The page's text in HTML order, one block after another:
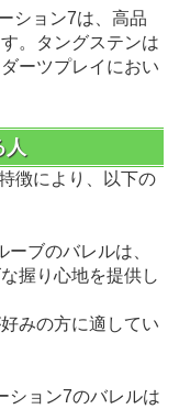
ション7は、高品
。タングステンは
ーツプレイにおい
徴により、以下の
ブのバレルは、
握り心地を提供し
みの方に適してい
ション7のバレルは